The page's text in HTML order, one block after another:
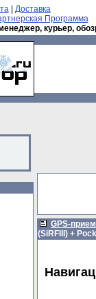
| Доставка
Программа
курьер,
GPS-
(SiRFIII) +